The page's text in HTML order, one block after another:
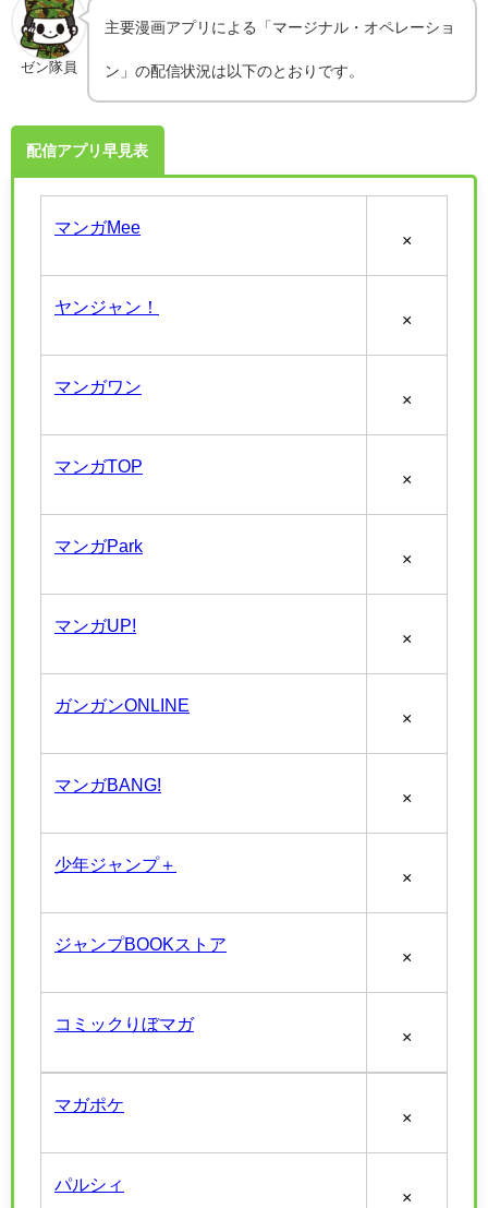
ゼン隊員
主要漫画アプリによる「マージナル・オペレーショ
ン」の配信状況は以下のとおりです。
配信アプリ早見表
マンガMee
×
ヤンジャン！
×
マンガワン
×
マンガTOP
×
マンガPark
×
マンガUP!
×
ガンガンONLINE
×
マンガBANG!
×
少年ジャンプ＋
×
ジャンプBOOKストア
×
コミックりぼマガ
×
マガポケ
×
パルシィ
×